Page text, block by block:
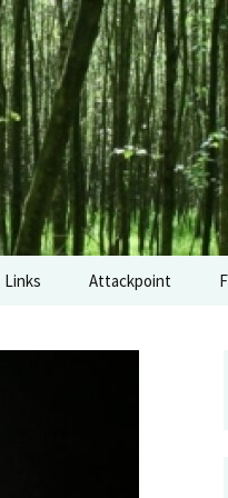
Links
tussenstand
Attackpoint